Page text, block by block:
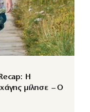
Η
μίλησε – Ο